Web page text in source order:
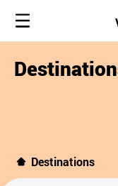
Destinations